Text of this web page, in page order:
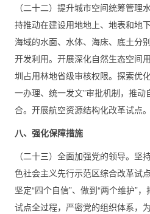
（二十二）提升城市空间统筹管理
持推动在建设用地地上、地表和地
海域的水面、水体、海床、底土分
开发利用。开展深化自然生态空间
圳占用林地省级审核权限。探索优
一办理、统一发文”审批机制，推
合。开展航空资源结构化改革试点
八、强化保障措施
（二十三）全面加强党的领导。坚
色社会主义先行示范区综合改革试
坚定“四个自信”、做到“两个维护”
试点全过程，严密党的组织体系，